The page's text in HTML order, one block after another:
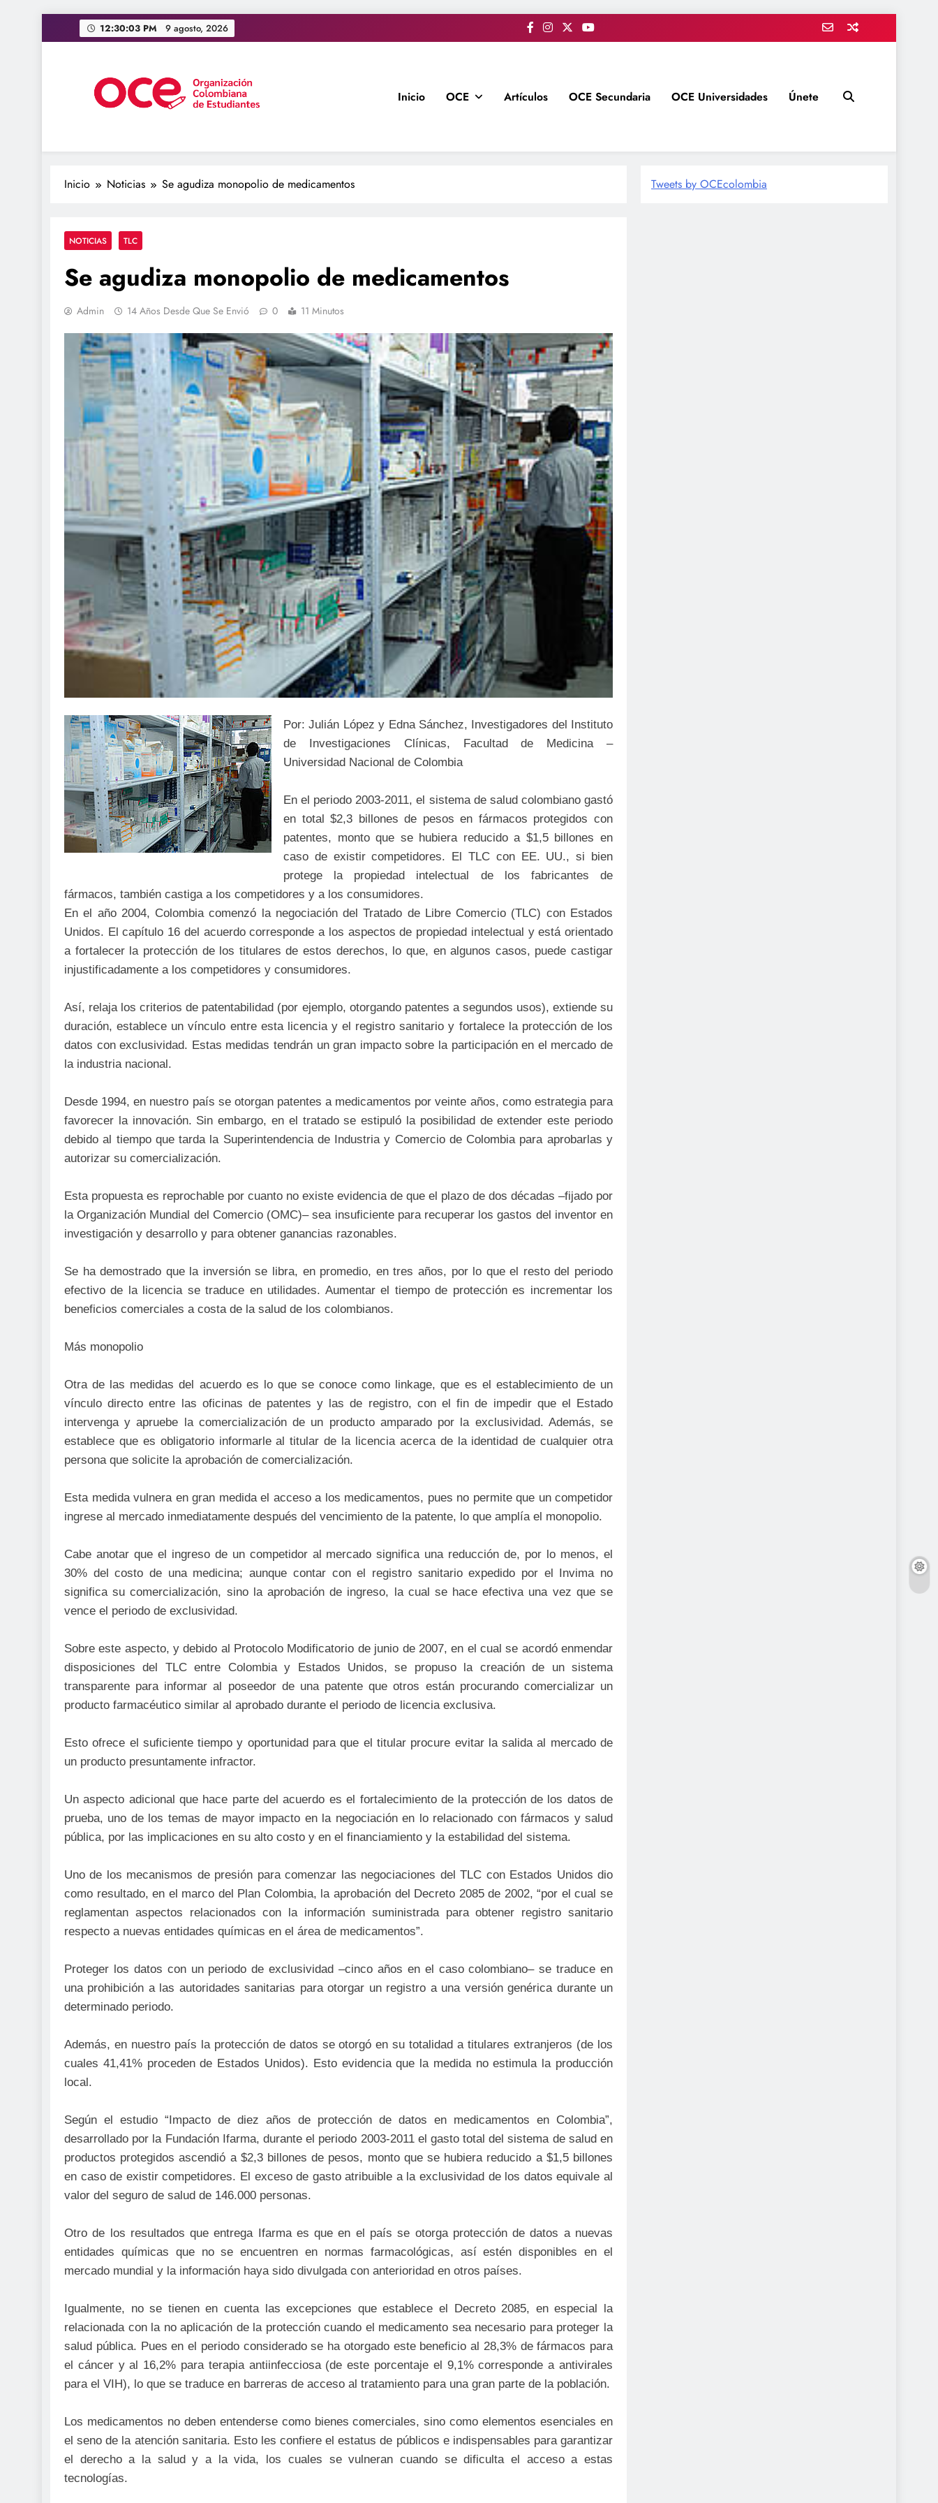
al
12:30:05 PM 9 agosto, 2026
OCE Colombia
Inicio OCE Artículos OCE Secundaria OCE Universidades Únete
Inicio Noticias Se agudiza monopolio de medicamentos
NOTICIAS TLC
Se agudiza monopolio de medicamentos
Admin 14 Años Desde Que Se Envió 0 11 Minutos
Por: Julián López y Edna Sánchez, Investigadores del Instituto
de Investigaciones Clínicas, Facultad de Medicina –
Universidad Nacional de Colombia
En el periodo 2003-2011, el sistema de salud colombiano gastó
en total $2,3 billones de pesos en fármacos protegidos con
patentes, monto que se hubiera reducido a $1,5 billones en
caso de existir competidores. El TLC con EE. UU., si bien
protege la propiedad intelectual de los fabricantes de
fármacos, también castiga a los competidores y a los consumidores.
En el año 2004, Colombia comenzó la negociación del Tratado de Libre Comercio (TLC) con Estados
Unidos. El capítulo 16 del acuerdo corresponde a los aspectos de propiedad intelectual y está orientado
a fortalecer la protección de los titulares de estos derechos, lo que, en algunos casos, puede castigar
injustificadamente a los competidores y consumidores.
Así, relaja los criterios de patentabilidad (por ejemplo, otorgando patentes a segundos usos), extiende su
duración, establece un vínculo entre esta licencia y el registro sanitario y fortalece la protección de los
datos con exclusividad. Estas medidas tendrán un gran impacto sobre la participación en el mercado de
la industria nacional.
Desde 1994, en nuestro país se otorgan patentes a medicamentos por veinte años, como estrategia para
favorecer la innovación. Sin embargo, en el tratado se estipuló la posibilidad de extender este periodo
debido al tiempo que tarda la Superintendencia de Industria y Comercio de Colombia para aprobarlas y
autorizar su comercialización.
Esta propuesta es reprochable por cuanto no existe evidencia de que el plazo de dos décadas –fijado por
la Organización Mundial del Comercio (OMC)– sea insuficiente para recuperar los gastos del inventor en
investigación y desarrollo y para obtener ganancias razonables.
Se ha demostrado que la inversión se libra, en promedio, en tres años, por lo que el resto del periodo
efectivo de la licencia se traduce en utilidades. Aumentar el tiempo de protección es incrementar los
beneficios comerciales a costa de la salud de los colombianos.
Más monopolio
Otra de las medidas del acuerdo es lo que se conoce como linkage, que es el establecimiento de un
vínculo directo entre las oficinas de patentes y las de registro, con el fin de impedir que el Estado
intervenga y apruebe la comercialización de un producto amparado por la exclusividad. Además, se
establece que es obligatorio informarle al titular de la licencia acerca de la identidad de cualquier otra
persona que solicite la aprobación de comercialización.
Esta medida vulnera en gran medida el acceso a los medicamentos, pues no permite que un competidor
ingrese al mercado inmediatamente después del vencimiento de la patente, lo que amplía el monopolio.
Cabe anotar que el ingreso de un competidor al mercado significa una reducción de, por lo menos, el
30% del costo de una medicina; aunque contar con el registro sanitario expedido por el Invima no
significa su comercialización, sino la aprobación de ingreso, la cual se hace efectiva una vez que se
vence el periodo de exclusividad.
Sobre este aspecto, y debido al Protocolo Modificatorio de junio de 2007, en el cual se acordó enmendar
disposiciones del TLC entre Colombia y Estados Unidos, se propuso la creación de un sistema
transparente para informar al poseedor de una patente que otros están procurando comercializar un
producto farmacéutico similar al aprobado durante el periodo de licencia exclusiva.
Esto ofrece el suficiente tiempo y oportunidad para que el titular procure evitar la salida al mercado de
un producto presuntamente infractor.
Un aspecto adicional que hace parte del acuerdo es el fortalecimiento de la protección de los datos de
prueba, uno de los temas de mayor impacto en la negociación en lo relacionado con fármacos y salud
pública, por las implicaciones en su alto costo y en el financiamiento y la estabilidad del sistema.
Uno de los mecanismos de presión para comenzar las negociaciones del TLC con Estados Unidos dio
como resultado, en el marco del Plan Colombia, la aprobación del Decreto 2085 de 2002, “por el cual se
reglamentan aspectos relacionados con la información suministrada para obtener registro sanitario
respecto a nuevas entidades químicas en el área de medicamentos”.
Proteger los datos con un periodo de exclusividad –cinco años en el caso colombiano– se traduce en
una prohibición a las autoridades sanitarias para otorgar un registro a una versión genérica durante un
determinado periodo.
Además, en nuestro país la protección de datos se otorgó en su totalidad a titulares extranjeros (de los
cuales 41,41% proceden de Estados Unidos). Esto evidencia que la medida no estimula la producción
local.
Según el estudio “Impacto de diez años de protección de datos en medicamentos en Colombia”,
desarrollado por la Fundación Ifarma, durante el periodo 2003-2011 el gasto total del sistema de salud en
productos protegidos ascendió a $2,3 billones de pesos, monto que se hubiera reducido a $1,5 billones
en caso de existir competidores. El exceso de gasto atribuible a la exclusividad de los datos equivale al
valor del seguro de salud de 146.000 personas.
Otro de los resultados que entrega Ifarma es que en el país se otorga protección de datos a nuevas
entidades químicas que no se encuentren en normas farmacológicas, así estén disponibles en el
mercado mundial y la información haya sido divulgada con anterioridad en otros países.
Igualmente, no se tienen en cuenta las excepciones que establece el Decreto 2085, en especial la
relacionada con la no aplicación de la protección cuando el medicamento sea necesario para proteger la
salud pública. Pues en el periodo considerado se ha otorgado este beneficio al 28,3% de fármacos para
el cáncer y al 16,2% para terapia antiinfecciosa (de este porcentaje el 9,1% corresponde a antivirales
para el VIH), lo que se traduce en barreras de acceso al tratamiento para una gran parte de la población.
Los medicamentos no deben entenderse como bienes comerciales, sino como elementos esenciales en
el seno de la atención sanitaria. Esto les confiere el estatus de públicos e indispensables para garantizar
el derecho a la salud y a la vida, los cuales se vulneran cuando se dificulta el acceso a estas
tecnologías.
Tweets by OCEcolombia